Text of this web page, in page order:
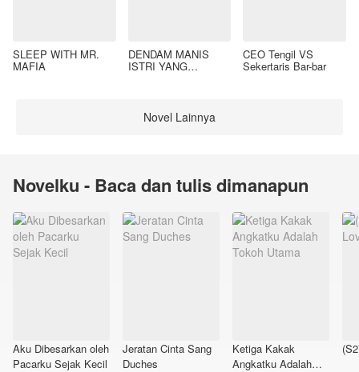
SLEEP WITH MR.
MAFIA
DENDAM MANIS
ISTRI YANG
CEO Tengil VS
Sekertaris Bar-bar
Novel Lainnya
Novelku - Baca dan tulis dimanapun
Aku Dibesarkan oleh
Pacarku Sejak Kecil
Jeratan Cinta Sang
Duches
Ketiga Kakak
Angkatku Adalah